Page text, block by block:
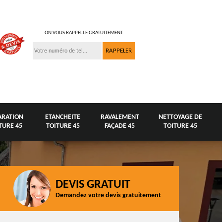
ON VOUS RAPPELLE GRATUITEMENT
45
ETANCHEITE
TOITURE 45
RAVALEMENT
FAÇADE 45
NETTOYAGE DE
TOITURE 45
DEVIS GRATUIT
Demandez votre devis gratuitement